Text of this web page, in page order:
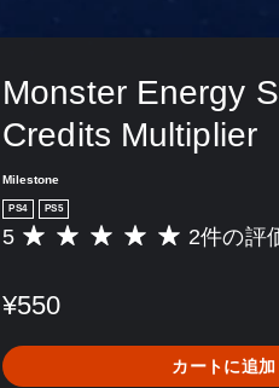
Monster Energy
Credits Multiplier
Milestone
PS4 PS5
評
は
、
平
5 2件の評
¥550
カートに追加